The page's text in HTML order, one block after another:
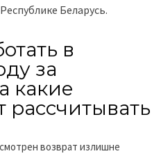
Беларусь.
в
за
какие
рассчитывать
возврат излишне